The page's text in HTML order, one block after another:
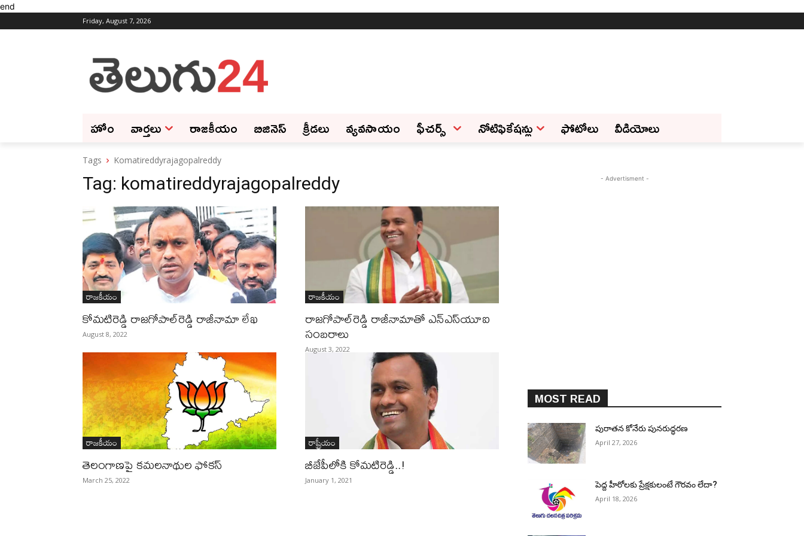
end
Friday, August 7, 2026
హోం వార్తలు రాజకీయం బిజినెస్‌ క్రీడలు వ్యవసాయం ఫీచ‌ర్స్ ‌ నోటిఫికేషన్లు ఫోటోలు వీడియోలు
Tags Komatireddyrajagopalreddy
Tag: komatireddyrajagopalreddy
రాజకీయం
కోమటిరెడ్డి రాజగోపాల్‌రెడ్డి రాజీనామా లేఖ
August 8, 2022
రాజకీయం
రాజగోపాల్‌రెడ్డి రాజీనామాతో ఎన్ఎస్‌యూఐ
సంబరాలు
August 3, 2022
రాజకీయం
తెలంగాణపై కమలనాథుల ఫోకస్
March 25, 2022
రాష్ట్రీయం
బీజేపీలోకి కోమటిరెడ్డి..!
January 1, 2021
- Advertisment -
MOST READ
పురాత‌న కోనేరు పున‌రుద్ధ‌ర‌ణ
April 27, 2026
పెద్ద హీరోల‌కు ప్రేక్ష‌కులంటే గౌర‌వం లేదా?
April 18, 2026